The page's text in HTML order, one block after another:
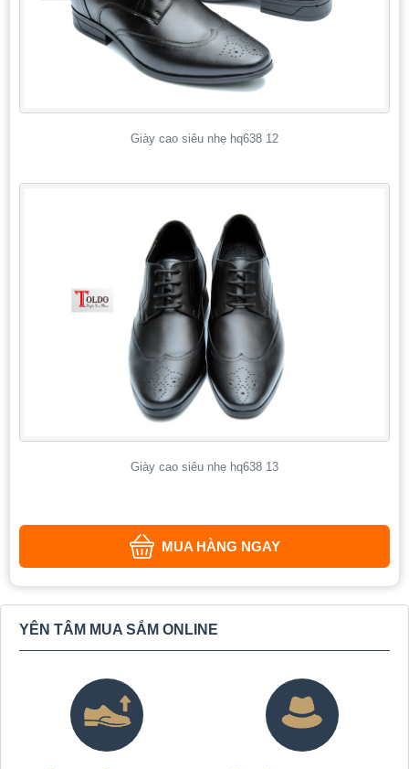
Giày cao siêu nhẹ hq638 12
Giày cao siêu nhẹ hq638 13
MUA HÀNG NGAY
YÊN TÂM MUA SẮM ONLINE